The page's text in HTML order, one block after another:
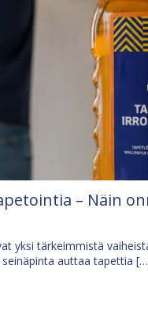
– Näin
yksi tärkeimmistä
auttaa tapettia